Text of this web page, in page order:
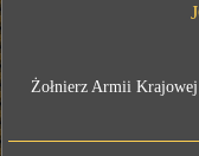
Żołnierz Armii